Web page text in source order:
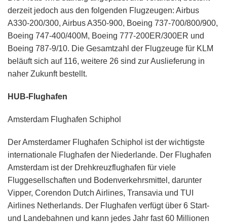
derzeit jedoch aus den folgenden Flugzeugen: Airbus
A330-200/300, Airbus A350-900, Boeing 737-700/800/900,
Boeing 747-400/400M, Boeing 777-200ER/300ER und
Boeing 787-9/10. Die Gesamtzahl der Flugzeuge für KLM
beläuft sich auf 116, weitere 26 sind zur Auslieferung in
naher Zukunft bestellt.
HUB-Flughafen
Amsterdam Flughafen Schiphol
Der Amsterdamer Flughafen Schiphol ist der wichtigste
internationale Flughafen der Niederlande. Der Flughafen
Amsterdam ist der Drehkreuzflughafen für viele
Fluggesellschaften und Bodenverkehrsmittel, darunter
Vipper, Corendon Dutch Airlines, Transavia und TUI
Airlines Netherlands. Der Flughafen verfügt über 6 Start-
und Landebahnen und kann jedes Jahr fast 60 Millionen